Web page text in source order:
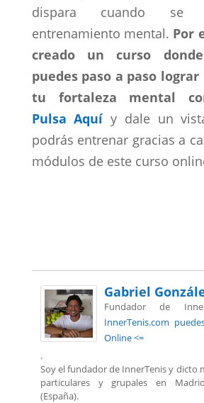
dispara cuando se
entrenamiento mental. Por
creado un curso
puedes paso a paso lograr
tu fortaleza mental
Pulsa Aquíy dale un
podrás entrenar gracias a
módulos de este curso
Gabriel
Fundador de
InnerTenis.com
Online <=
.
Soy el fundador de InnerTenis y dicto
particulares y grupales en
(España).